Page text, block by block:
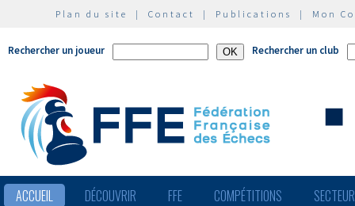
Plan du site | Contact | Publications | Mon
Rechercher un joueur Rechercher un club
ACCUEIL DÉCOUVRIR FFE COMPÉTITIONS